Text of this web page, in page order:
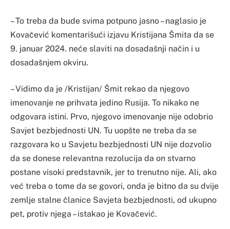
– To treba da bude svima potpuno jasno – naglasio je
Kovačević komentarišući izjavu Kristijana Šmita da se
9. januar 2024. neće slaviti na dosadašnji način i u
dosadašnjem okviru.
– Vidimo da je /Kristijan/ Šmit rekao da njegovo
imenovanje ne prihvata jedino Rusija. To nikako ne
odgovara istini. Prvo, njegovo imenovanje nije odobrio
Savjet bezbjednosti UN. Tu uopšte ne treba da se
razgovara ko u Savjetu bezbjednosti UN nije dozvolio
da se donese relevantna rezolucija da on stvarno
postane visoki predstavnik, jer to trenutno nije. Ali, ako
već treba o tome da se govori, onda je bitno da su dvije
zemlje stalne članice Savjeta bezbjednosti, od ukupno
pet, protiv njega – istakao je Kovačević.